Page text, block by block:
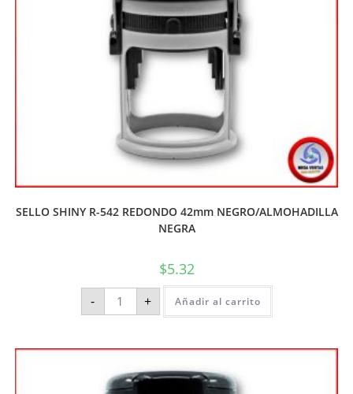
SELLO SHINY R-542 REDONDO 42mm NEGRO/ALMOHADILLA
NEGRA
$5.32
- + Añadir al carrito